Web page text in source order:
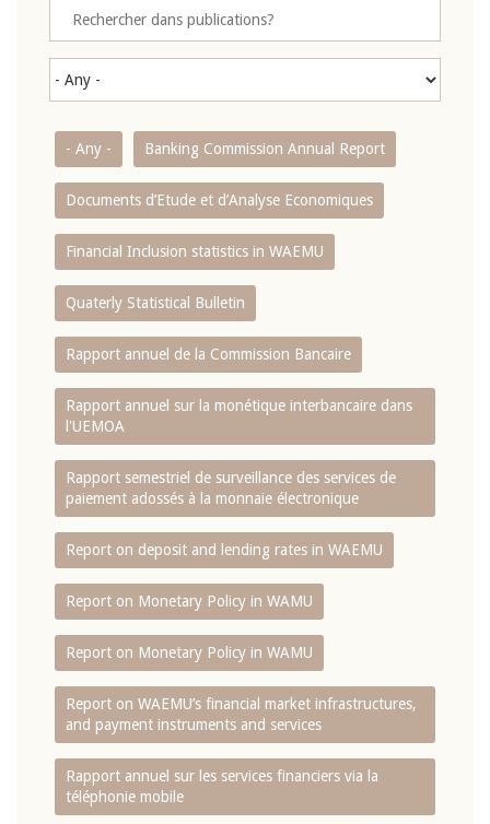
- Any - Banking Commission Annual Report
Documents d’Etude et d’Analyse Economiques
Financial Inclusion statistics in WAEMU
Quaterly Statistical Bulletin
Rapport annuel de la Commission Bancaire
Rapport annuel sur la monétique interbancaire dans
l'UEMOA
Rapport semestriel de surveillance des services de
paiement adossés à la monnaie électronique
Report on deposit and lending rates in WAEMU
Report on Monetary Policy in WAMU
Report on Monetary Policy in WAMU
Report on WAEMU’s financial market infrastructures,
and payment instruments and services
Rapport annuel sur les services financiers via la
téléphonie mobile